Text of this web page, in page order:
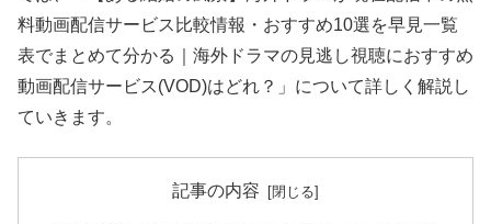
料動画配信サービス比較情報・おすすめ10選を早見一覧
表でまとめて分かる｜海外ドラマの見逃し視聴におすすめ
動画配信サービス(VOD)はどれ？」について詳しく解説し
ていきます。
記事の内容